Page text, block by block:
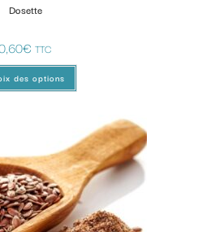
Dosette
€ TTC
des options